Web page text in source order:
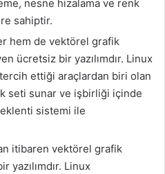
nesne hizalama ve renk
sahiptir.
hem de vektörel grafik
ücretsiz bir yazılımdır. Linux
tercih ettiği araçlardan biri olan
seti sunar ve işbirliği içinde
eklenti sistemi ile
itibaren vektörel grafik
yazılımdır. Linux